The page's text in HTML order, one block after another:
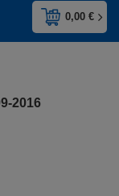
0,00 €
2016